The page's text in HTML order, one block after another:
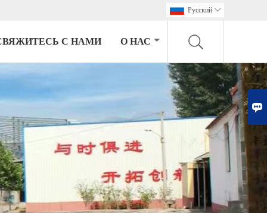

Pусский 
С НАМИ О НАС